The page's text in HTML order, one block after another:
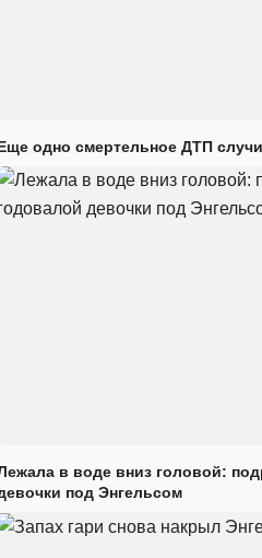
одно смертельное ДТП
в воде вниз головой:
под Энгельсом